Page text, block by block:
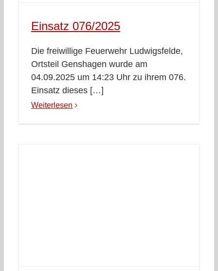
Einsatz 076/2025
Die freiwillige Feuerwehr Ludwigsfelde,
Ortsteil Genshagen wurde am
04.09.2025 um 14:23 Uhr zu ihrem 076.
Einsatz dieses […]
Weiterlesen